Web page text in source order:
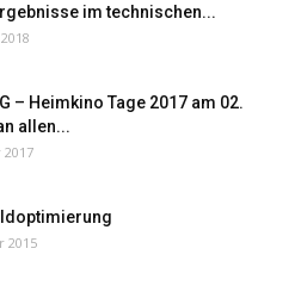
im technischen...
– Heimkino Tage 2017 am 02.
allen...
2015